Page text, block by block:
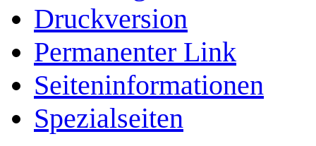
Druckversion
Permanenter Link
Seiten­­informationen
Spezialseiten